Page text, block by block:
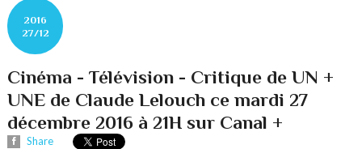
2016
27/12
Cinéma - Télévision - Critique de UN +
UNE de Claude Lelouch ce mardi 27
décembre 2016 à 21H sur Canal +
Share